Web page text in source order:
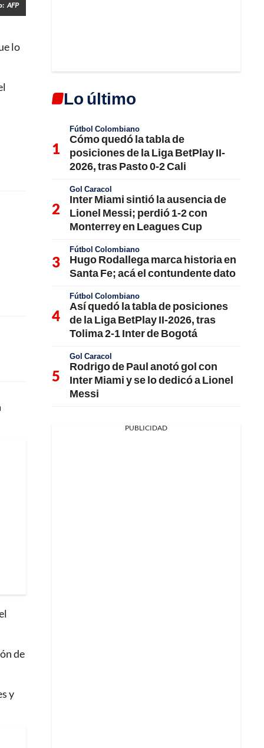
AFP
lo
de
y
Lo último
Fútbol Colombiano
Cómo quedó la tabla de
posiciones de la Liga BetPlay II-
2026, tras Pasto 0-2 Cali
Gol Caracol
Inter Miami sintió la ausencia de
Lionel Messi; perdió 1-2 con
Monterrey en Leagues Cup
Fútbol Colombiano
Hugo Rodallega marca historia en
Santa Fe; acá el contundente dato
Fútbol Colombiano
Así quedó la tabla de posiciones
de la Liga BetPlay II-2026, tras
Tolima 2-1 Inter de Bogotá
Gol Caracol
Rodrigo de Paul anotó gol con
Inter Miami y se lo dedicó a Lionel
Messi
PUBLICIDAD